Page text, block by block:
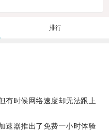
排行
时候网络速度却无法跟上
器推出了免费一小时体验